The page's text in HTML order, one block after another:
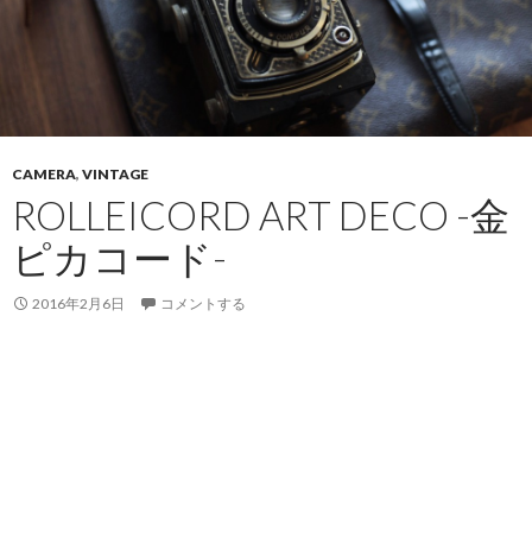
CAMERA, VINTAGE
ROLLEICORD ART DECO -金
ピカコード-
2016年2月6日 コメントする